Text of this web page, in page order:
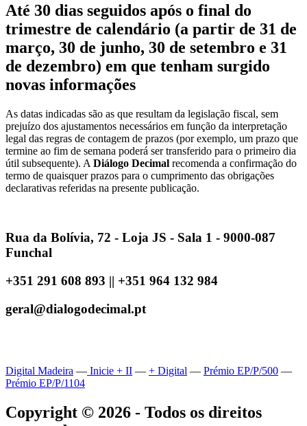
Até 30 dias seguidos após o final do
trimestre de calendário (a partir de 31 de
março, 30 de junho, 30 de setembro e 31
de dezembro) em que tenham surgido
novas informações
As datas indicadas são as que resultam da legislação fiscal, sem
prejuízo dos ajustamentos necessários em função da interpretação
legal das regras de contagem de prazos (por exemplo, um prazo que
termine ao fim de semana poderá ser transferido para o primeiro dia
útil subsequente). A Diálogo Decimal recomenda a confirmação do
termo de quaisquer prazos para o cumprimento das obrigações
declarativas referidas na presente publicação.
Rua da Bolívia, 72 - Loja JS - Sala 1 - 9000-087
Funchal
+351 291 608 893 || +351 964 132 984
geral@dialogodecimal.pt
Digital Madeira — Inicie + II — + Digital — Prémio EP/P/500 —
Prémio EP/P/1104
Copyright © 2026 - Todos os direitos